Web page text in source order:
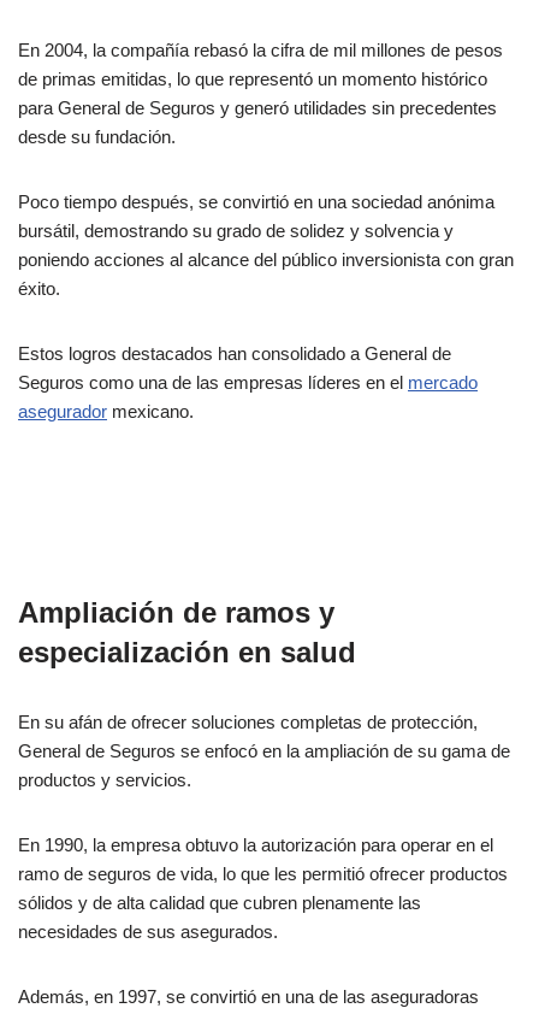
En 2004, la compañía rebasó la cifra de mil millones de pesos
de primas emitidas, lo que representó un momento histórico
para General de Seguros y generó utilidades sin precedentes
desde su fundación.
Poco tiempo después, se convirtió en una sociedad anónima
bursátil, demostrando su grado de solidez y solvencia y
poniendo acciones al alcance del público inversionista con gran
éxito.
Estos logros destacados han consolidado a General de
Seguros como una de las empresas líderes en el mercado
asegurador mexicano.
Ampliación de ramos y
especialización en salud
En su afán de ofrecer soluciones completas de protección,
General de Seguros se enfocó en la ampliación de su gama de
productos y servicios.
En 1990, la empresa obtuvo la autorización para operar en el
ramo de seguros de vida, lo que les permitió ofrecer productos
sólidos y de alta calidad que cubren plenamente las
necesidades de sus asegurados.
Además, en 1997, se convirtió en una de las aseguradoras